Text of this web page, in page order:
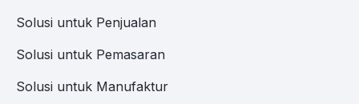
Solusi untuk Penjualan
Solusi untuk Pemasaran
Solusi untuk Manufaktur